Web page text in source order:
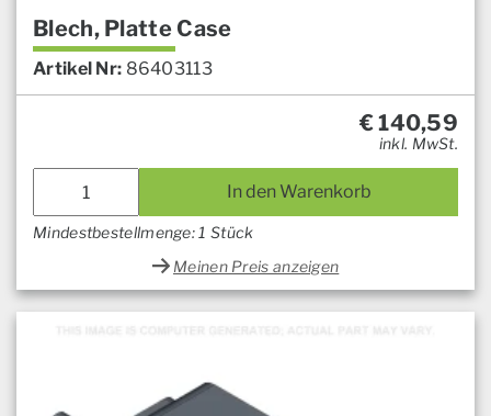
Blech, Platte Case
Artikel Nr: 86403113
€140,59
inkl. MwSt.
In den Warenkorb
Mindestbestellmenge: 1 Stück
Meinen Preis anzeigen